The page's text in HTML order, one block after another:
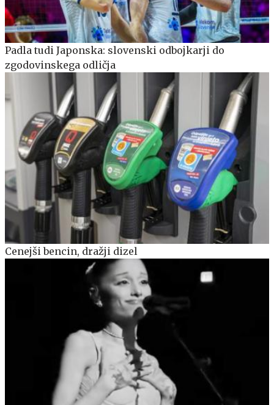
Padla tudi Japonska: slovenski odbojkarji do
zgodovinskega odličja
Cenejši bencin, dražji dizel